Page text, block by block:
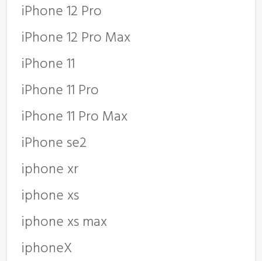
iPhone 12 Pro
iPhone 12 Pro Max
iPhone 11
iPhone 11 Pro
iPhone 11 Pro Max
iPhone se2
iphone xr
iphone xs
iphone xs max
iphoneX